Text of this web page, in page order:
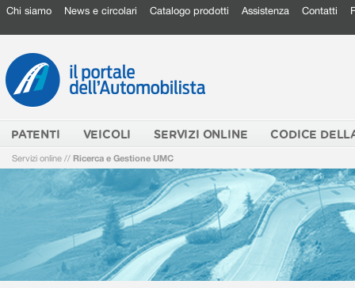
Chi siamo News e circolari Catalogo prodotti Assistenza Contatti
PATENTI VEICOLI SERVIZI ONLINE CODICE
Servizi online // Ricerca e Gestione UMC